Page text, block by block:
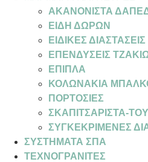
ΑΚΑΝΟΝΙΣΤΑ
ΕΙΔΗ ΔΩΡΩΝ
ΕΙΔΙΚΕΣ ΔΙΑΣΤΑΣΕΙΣ
ΕΠΕΝΔΥΣΕΙΣ
ΕΠΙΠΛΑ
ΚΟΛΩΝΑΚΙΑ
ΠΟΡΤΟΣΙΕΣ
ΣΚΑΠΙΤΣΑΡΙΣΤΑ-
ΣΥΓΚΕΚΡΙΜΕΝΕΣ
ΣΥΣΤΗΜΑΤΑ ΣΠΑ
ΤΕΧΝΟΓΡΑΝΙΤΕΣ